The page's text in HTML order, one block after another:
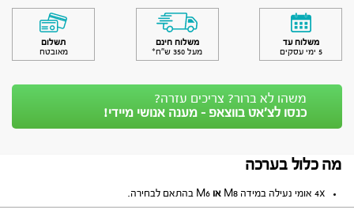
משלוח עד
5 ימי עסקים
משלוח חינם
מעל 350 ש״ח*
תשלום
מאובטח
משהו לא ברור? צריכים עזרה?
כנסו לצ’אט בווצאפ - מענה אנושי מיידי!
מה כלול בערכה
4x אומי נעילה במידה M8 או